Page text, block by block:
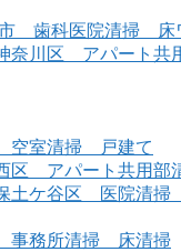
市 歯科医院清掃 床
奈川区 アパート共
空室清掃 戸建て
区 アパート共用部
保土ケ谷区 医院清
事務所清掃 床清掃